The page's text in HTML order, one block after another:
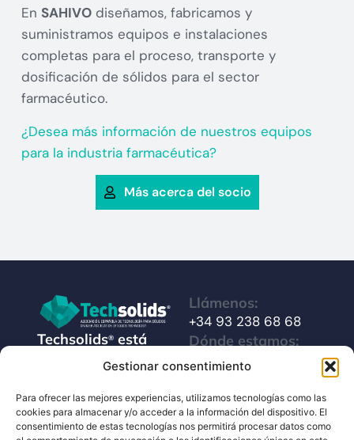
Gestionar consentimiento
Para ofrecer las mejores experiencias, utilizamos tecnologías como las
cookies para almacenar y/o acceder a la información del dispositivo. El
consentimiento de estas tecnologías nos permitirá procesar datos como
En SAHIVOdiseñamos, fabricamos y
suministramos equipos e instalaciones
completas para el proceso, transporte y
dosificación de sólidos para el sector
farmacéutico.
¿Desea más información de nuestros equipos
para la industria farmacéutica?
Más acerca del socio
Techsolids®está
formado por las
integran toda la
tecnología y los
Llámenos:
+34 93 238 68 68
Dónde estamos:
C/ Francisco Giner,
08012 Barcelona